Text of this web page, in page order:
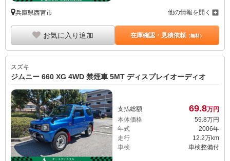
兵庫県西宮市 他の情報を開く
お気に入り追加 在庫確認・見積依頼（無料）
スズキ
ジムニー 660 XG 4WD 禁煙車 5MT ディスプレイオーディオ
支払総額 69.8万円
本体価格
59. 8万円
年式
2006年
走行
12.2万km
車検
車検整備付